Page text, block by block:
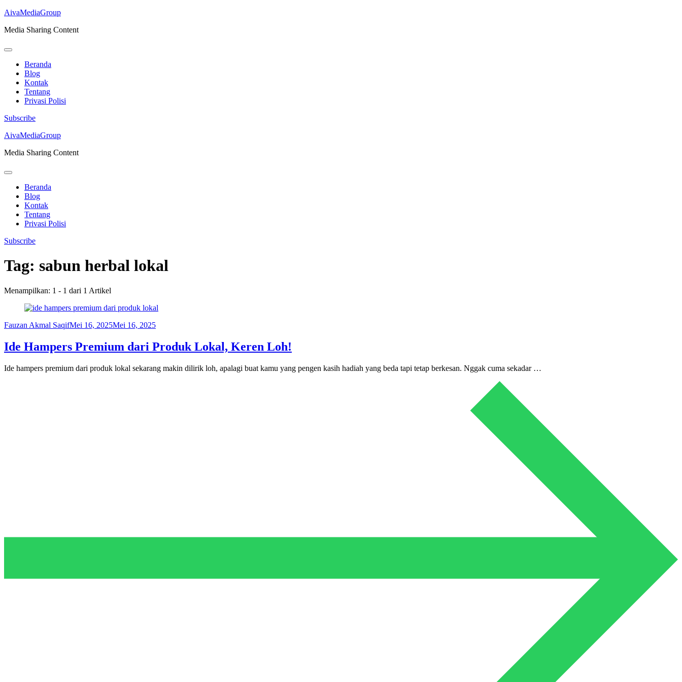
AivaMediaGroup
Media Sharing Content
Beranda
Blog
Kontak
Tentang
Privasi Polisi
Subscribe
Lompat
konten
Enter)
AivaMediaGroup
Media Sharing Content
Beranda
Blog
Kontak
Tentang
Privasi Polisi
Subscribe
Tag: sabun herbal lokal
Menampilkan: 1 - 1 dari 1 Artikel
Fauzan Akmal SaqifMei 16, 2025Mei 16, 2025
Ide Hampers Premium dari Produk Lokal, Keren Loh!
Ide hampers premium dari produk lokal sekarang makin dilirik loh, apalagi buat kamu yang pengen kasih hadiah yang beda tapi tetap berkesan. Nggak cuma sekadar …